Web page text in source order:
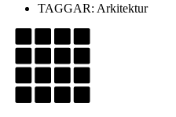
TAGGAR: Arkitektur